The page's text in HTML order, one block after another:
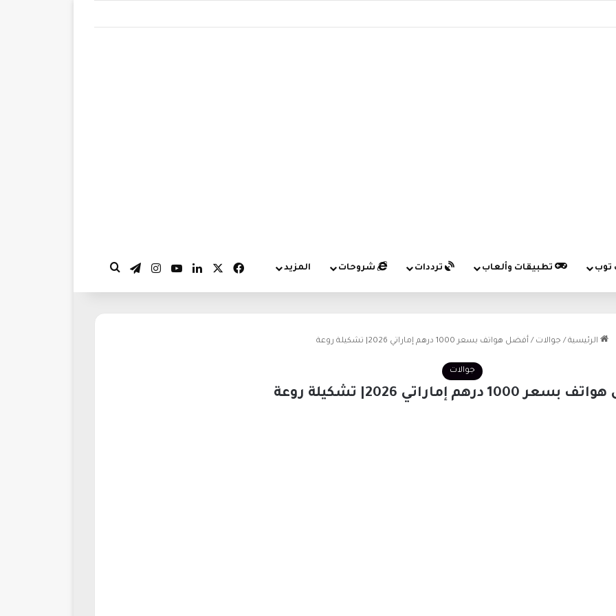
توب تطبيقات وألعاب ترددات شروحات المزيد فيسبوك لينكدإن‫YouTubeانستقرام
تيلقرام
الرئيسية / جوالات / أفضل هواتف بسعر 1000 درهم إماراتي 2026| تشكيلة روعة
جوالات
1000 درهم إماراتي 2026| تشكيلة روعة